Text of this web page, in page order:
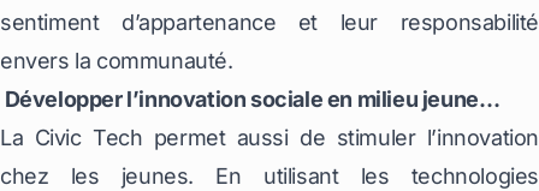
sentiment d’appartenance et leur responsabilité
envers la communauté.
Développer l’innovation sociale en milieu jeune…
La Civic Tech permet aussi de stimuler l’innovation
chez les jeunes. En utilisant les technologies